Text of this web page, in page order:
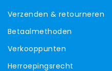
Verzenden & retourneren
Betaalmethoden
Verkooppunten
Herroepingsrecht